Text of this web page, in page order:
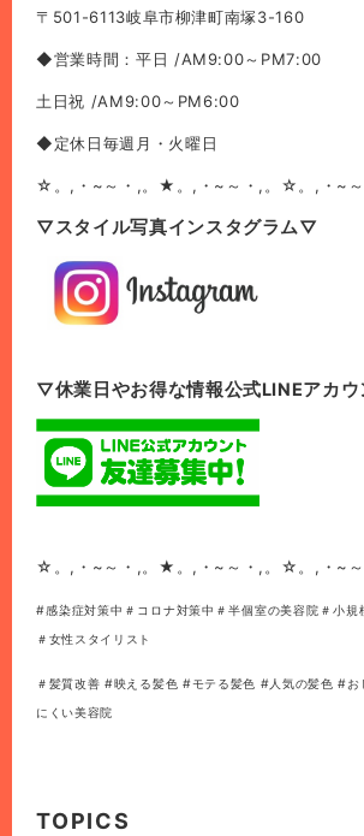
〒501-6113岐阜市柳津町南塚3-160
◆営業時間：平日 /AM9:00～PM7:00
土日祝 /AM9:00～PM6:00
◆定休日毎週月・火曜日
☆。,・~～・,。★。,・~～・,。☆。,・~
▽スタイル写真インスタグラム▽
▽休業日やお得な情報公式LINEアカ
☆。,・~～・,。★。,・~～・,。☆。,・~
#感染症対策中＃コロナ対策中＃半個室の美容院＃小規
＃女性スタイリスト
＃髪質改善 #映える髪色 #モテる髪色 #人気の髪色 #お
にくい美容院
TOPICS